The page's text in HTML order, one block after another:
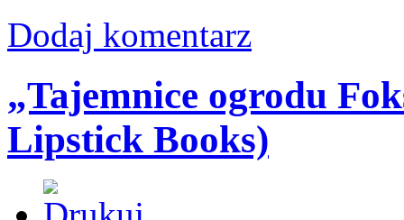
Dodaj komentarz
„Tajemnice ogrodu
Lipstick Books)